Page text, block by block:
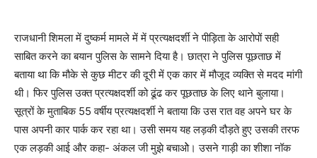
राजधानी शिमला में दुष्कर्म मामले में में प्रत्यक्षदर्शी ने पीड़िता के आरोपों सही
साबित करने का बयान पुलिस के सामने दिया है। छात्रा ने पुलिस पूछताछ में
बताया था कि मौके से कुछ मीटर की दूरी में एक कार में मौजूद व्यक्ति से मदद मांगी
थी। फिर पुलिस उक्त प्रत्यक्षदर्शी को ढूंढ कर पूछताछ के लिए थाने बुलाया।
सूत्रों के मुताबिक 55 वर्षीय प्रत्यक्षदर्शी ने बताया कि उस रात वह अपने घर के
पास अपनी कार पार्क कर रहा था। उसी समय यह लड़की दौड़ते हुए उसकी तरफ
एक लड़की आई और कहा- अंकल जी मुझे बचाओे। उसने गाड़ी का शीशा नॉक